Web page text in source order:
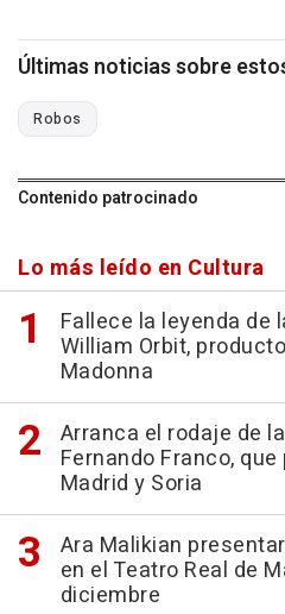
Últimas noticias sobre
Robos
Contenido patrocinado
Lo más leído en Cultura
Fallece la leyenda
William Orbit,
Madonna
Arranca el rodaje de
Fernando Franco,
Madrid y Soria
Ara Malikian
en el Teatro Real de
diciembre